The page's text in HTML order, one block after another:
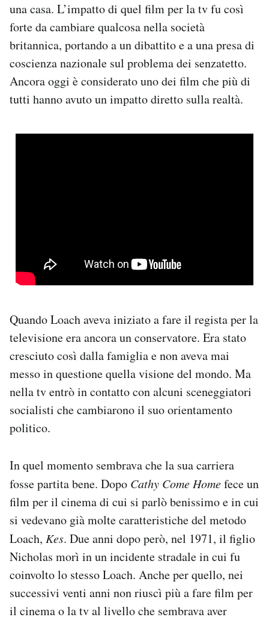
una casa. L’impatto di quel film per la tv fu così
forte da cambiare qualcosa nella società
britannica, portando a un dibattito e a una presa di
coscienza nazionale sul problema dei senzatetto.
Ancora oggi è considerato uno dei film che più di
tutti hanno avuto un impatto diretto sulla realtà.
Quando Loach aveva iniziato a fare il regista per la
televisione era ancora un conservatore. Era stato
cresciuto così dalla famiglia e non aveva mai
messo in questione quella visione del mondo. Ma
nella tv entrò in contatto con alcuni sceneggiatori
socialisti che cambiarono il suo orientamento
politico.
In quel momento sembrava che la sua carriera
fosse partita bene. Dopo Cathy Come Homefece un
film per il cinema di cui si parlò benissimo e in cui
si vedevano già molte caratteristiche del metodo
Loach, Kes. Due anni dopo però, nel 1971, il figlio
Nicholas morì in un incidente stradale in cui fu
coinvolto lo stesso Loach. Anche per quello, nei
successivi venti anni non riuscì più a fare film per
il cinema o la tv al livello che sembrava aver